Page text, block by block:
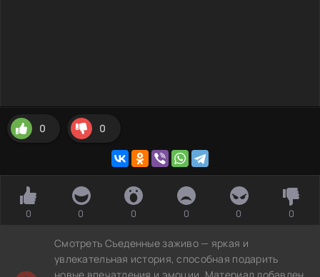
0 0
0 0 0 0 0 0
Смотреть Съеденные заживо — яркая и
увлекательная история, способная подарить